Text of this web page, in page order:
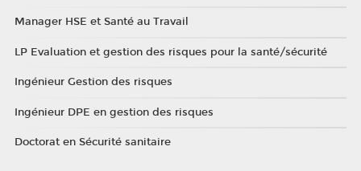
Manager HSE et Santé au Travail
LP Evaluation et gestion des risques pour la santé/sécurité
Ingénieur Gestion des risques
Ingénieur DPE en gestion des risques
Doctorat en Sécurité sanitaire